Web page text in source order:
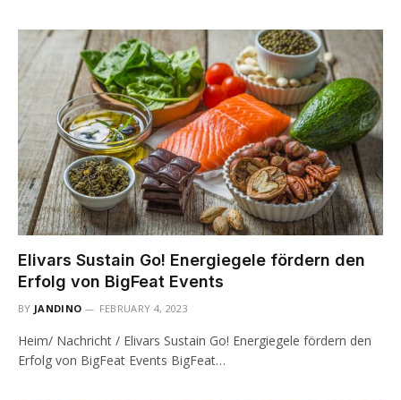
Elivars Sustain Go! Energiegele fördern den
Erfolg von BigFeat Events
BY JANDINO FEBRUARY 4, 2023
Heim/ Nachricht / Elivars Sustain Go! Energiegele fördern den
Erfolg von BigFeat Events BigFeat…